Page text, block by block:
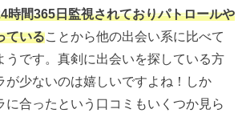
時間365日監視されておりパトロールや
ていることから他の出会い系に比べて
うです。真剣に出会いを探している方
が少ないのは嬉しいですよね！しか
に合ったという口コミもいくつか見ら